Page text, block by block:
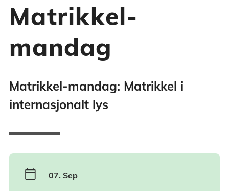
Matrikkel-
mandag
Matrikkel-mandag: Matrikkel i
internasjonalt lys
calendar_today 07. Sep